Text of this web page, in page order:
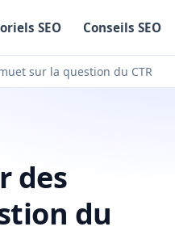
SEO Conseils SEO
sur la question du CTR
des
du